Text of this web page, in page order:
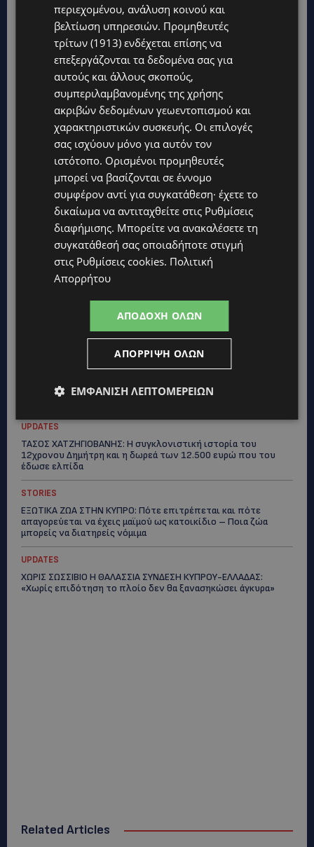
Topics
ΛΕΩΦΟΡΟΣ ΤΣΕΡΙΟΥ: Άνοιξε ο δρόμος, αλλά άρχισαν τα
παράπονα των πολιτών – «Έγινε σωστά ο σχεδιασμός;»
VIBE NEWS
Νέος Γενικός Διευθυντής του Hilton Nicosia ο Ilio Rodoni
Η Peugeot είναι ο επίσημος συνεργάτης του Φεστιβάλ
Κινηματογράφου της Βενετίας
Lidl Better Living Days #summer2026: Ένα μοναδικό ταξίδι
ευεξίας, γεμάτο γεύση, ενέργεια και χαμόγελα σε όλη την
μοναδική – Το χαδιάρικο τετράποδο με τη ματιά που λιώνει
UPDATES
ΤΑΣΟΣ ΧΑΤΖΗΓΙΟΒΑΝΗΣ: Η συγκλονιστική ιστορία του
12χρονου Δημήτρη και η δωρεά των 12.500 ευρώ που του
έδωσε ελπίδα
STORIES
ΕΞΩΤΙΚΑ ΖΩΑ ΣΤΗΝ ΚΥΠΡΟ: Πότε επιτρέπεται και πότε
απαγορεύεται να έχεις μαϊμού ως κατοικίδιο – Ποια ζώα
μπορείς να διατηρείς νόμιμα
UPDATES
ΧΩΡΙΣ ΣΩΣΣΙΒΙΟ Η ΘΑΛΑΣΣΙΑ ΣΥΝΔΕΣΗ ΚΥΠΡΟΥ-ΕΛΛΑΔΑΣ:
«Χωρίς επιδότηση το πλοίο δεν θα ξανασηκώσει άγκυρα»
Related Articles
περιεχομένου, ανάλυση κοινού και
βελτίωση υπηρεσιών. Προμηθευτές
τρίτων (1913) ενδέχεται επίσης να
επεξεργάζονται τα δεδομένα σας για
αυτούς και άλλους σκοπούς,
συμπεριλαμβανομένης της χρήσης
ακριβών δεδομένων γεωεντοπισμού και
χαρακτηριστικών συσκευής. Οι επιλογές
σας ισχύουν μόνο για αυτόν τον
ιστότοπο. Ορισμένοι προμηθευτές
μπορεί να βασίζονται σε έννομο
συμφέρον αντί για συγκατάθεση· έχετε το
δικαίωμα να αντιταχθείτε στις Ρυθμίσεις
διαφήμισης. Μπορείτε να ανακαλέσετε τη
συγκατάθεσή σας οποιαδήποτε στιγμή
στις Ρυθμίσεις cookies. Πολιτική
Απορρήτου
ΑΠΟΔΟΧΉ ΌΛΩΝ
ΑΠΌΡΡΙΨΗ ΌΛΩΝ
ΕΜΦΆΝΙΣΗ ΛΕΠΤΟΜΕΡΕΙΏΝ